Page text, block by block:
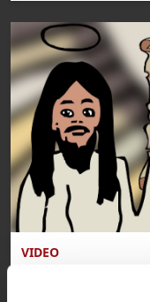
VIDEO
Katholisch